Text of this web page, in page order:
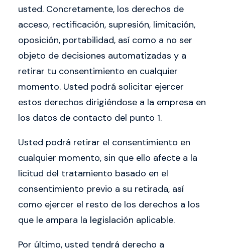
usted. Concretamente, los derechos de
acceso, rectificación, supresión, limitación,
oposición, portabilidad, así como a no ser
objeto de decisiones automatizadas y a
retirar tu consentimiento en cualquier
momento. Usted podrá solicitar ejercer
estos derechos dirigiéndose a la empresa en
los datos de contacto del punto 1.
Usted podrá retirar el consentimiento en
cualquier momento, sin que ello afecte a la
licitud del tratamiento basado en el
consentimiento previo a su retirada, así
como ejercer el resto de los derechos a los
que le ampara la legislación aplicable.
Por último, usted tendrá derecho a